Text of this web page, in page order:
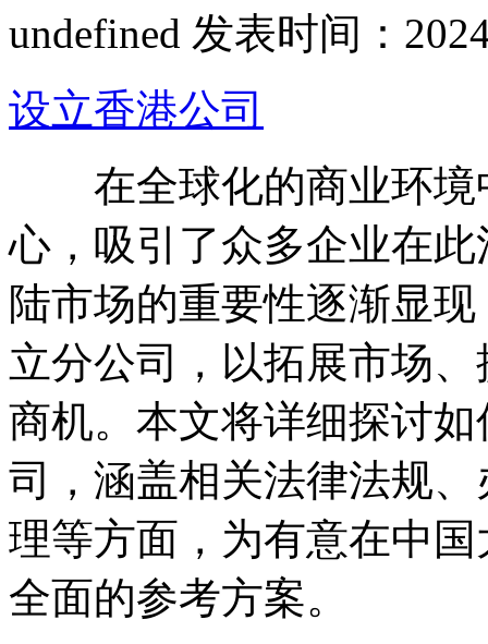
undefined 发表时间：
设立香港公司
在全球化的商业环境
心，吸引了众多企业在
陆市场的重要性逐渐显
立分公司，以拓展市场
商机。本文将详细探讨
司，涵盖相关法律法规
理等方面，为有意在中
全面的参考方案。